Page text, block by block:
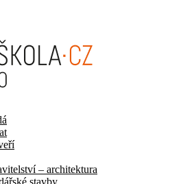
– architektura
stavby